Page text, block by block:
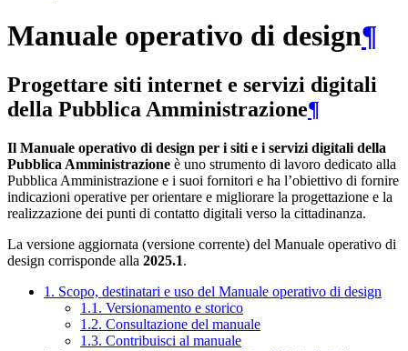
Manuale operativo di design¶
Progettare siti internet e servizi digitali
della Pubblica Amministrazione¶
Il Manuale operativo di design per i siti e i servizi digitali della
Pubblica Amministrazione è uno strumento di lavoro dedicato alla
Pubblica Amministrazione e i suoi fornitori e ha l’obiettivo di fornire
indicazioni operative per orientare e migliorare la progettazione e la
realizzazione dei punti di contatto digitali verso la cittadinanza.
La versione aggiornata (versione corrente) del Manuale operativo di
design corrisponde alla 2025.1.
1. Scopo, destinatari e uso del Manuale operativo di design
1.1. Versionamento e storico
1.2. Consultazione del manuale
1.3. Contribuisci al manuale